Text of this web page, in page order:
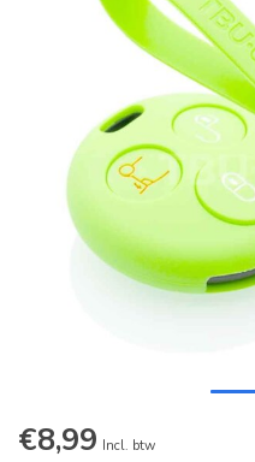
€8,99 Incl. btw